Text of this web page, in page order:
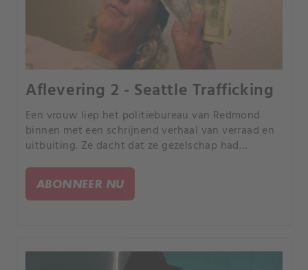
Aflevering 2 - Seattle Trafficking
Een vrouw liep het politiebureau van Redmond
binnen met een schrijnend verhaal van verraad en
uitbuiting. Ze dacht dat ze gezelschap had
verstrikt in een complex en sinister web van
manipulatie.
ABONNEER NU